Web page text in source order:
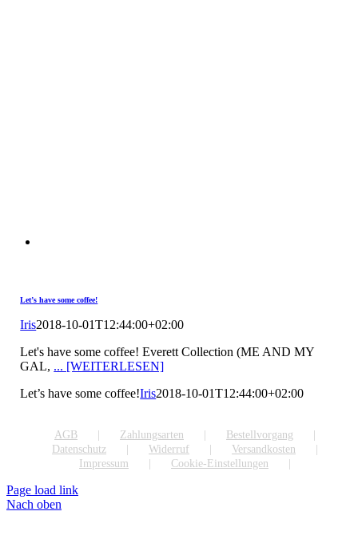
Let’s have some coffee!
Iris2018-10-01T12:44:00+02:00
Let's have some coffee! Everett Collection (ME AND MY
GAL, ... [WEITERLESEN]
Let’s have some coffee!Iris2018-10-01T12:44:00+02:00
AGB Zahlungsarten
Bestellvorgang
Datenschutz
Widerruf
Versandkosten
Impressum
Cookie-Einstellungen
Page load link
Nach oben